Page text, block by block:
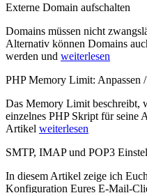
Externe Domain aufschalten
Domains müssen nicht
Alternativ können Domains
werden und weiterlesen
PHP Memory Limit: Anpassen
Das Memory Limit beschreibt,
einzelnes PHP Skript für seine
Artikel weiterlesen
SMTP, IMAP und POP3
In diesem Artikel zeige ich
Konfiguration Eures E-Mail-